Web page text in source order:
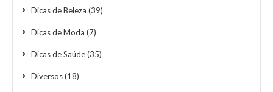
Dicas de Beleza (39)
Dicas de Moda (7)
Dicas de Saúde(35)
Diversos(18)